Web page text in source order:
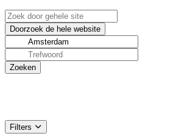
Filters